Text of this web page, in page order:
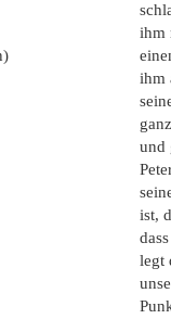
ihm
ihm
und
ist,
legt